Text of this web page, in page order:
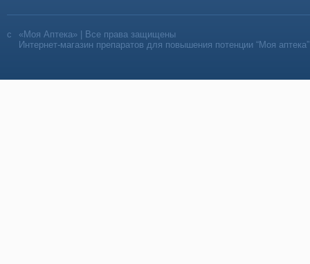
«Моя Аптека» | Все права защищены
Интернет-магазин препаратов для повышения потенции “Моя